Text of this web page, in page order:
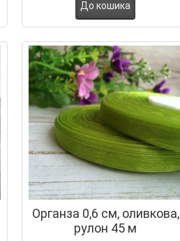
До кошика
Органза 0,6 см, оливкова,
рулон 45 м